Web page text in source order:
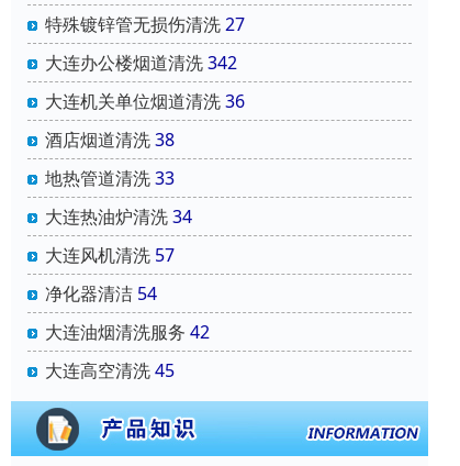
特殊镀锌管无损伤清洗27
大连办公楼烟道清洗342
大连机关单位烟道清洗36
酒店烟道清洗38
地热管道清洗33
大连热油炉清洗34
大连风机清洗 57
净化器清洁 54
大连油烟清洗服务 42
大连高空清洗45